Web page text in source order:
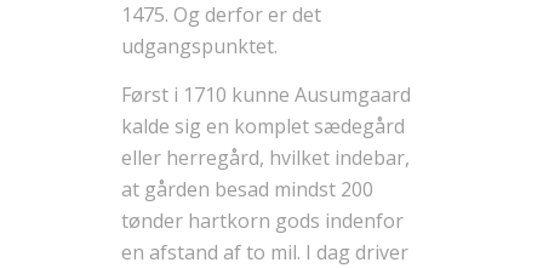
1475. Og derfor er det
udgangspunktet.
Først i 1710 kunne Ausumgaard
kalde sig en komplet sædegård
eller herregård, hvilket indebar,
at gården besad mindst 200
tønder hartkorn gods indenfor
en afstand af to mil. I dag driver